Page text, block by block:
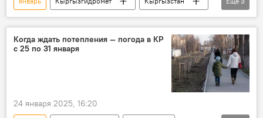
Прогноз погоды по Кыргызстану
февраль
погода
Когда ждать потепления — погода в КР
с 25 по 31 января
24 января 2025, 16:20